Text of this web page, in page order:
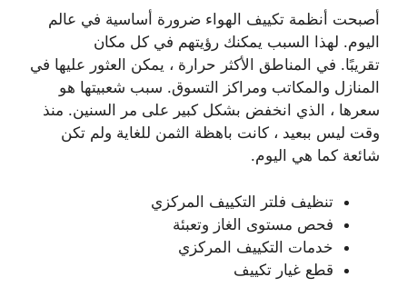
أصبحت أنظمة تكييف الهواء ضرورة أساسية في عالم
اليوم. لهذا السبب يمكنك رؤيتهم في كل مكان
تقريبًا. في المناطق الأكثر حرارة ، يمكن العثور عليها في
المنازل والمكاتب ومراكز التسوق. سبب شعبيتها هو
سعرها ، الذي انخفض بشكل كبير على مر السنين. منذ
وقت ليس ببعيد ، كانت باهظة الثمن للغاية ولم تكن
شائعة كما هي اليوم.
تنظيف فلتر التكييف المركزي
فحص مستوى الغاز وتعبئة
خدمات التكييف المركزي
قطع غيار تكييف